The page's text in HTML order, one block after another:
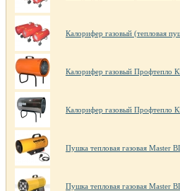
Калорифер газовый (тепловая
Калорифер газовый Профтепло
Калорифер газовый Профтепло
Пушка тепловая газовая Master
Пушка тепловая газовая Master